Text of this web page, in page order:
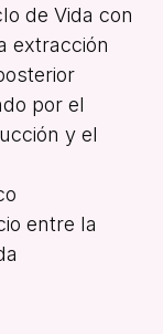
de Vida con
extracción
por el
y el
entre la